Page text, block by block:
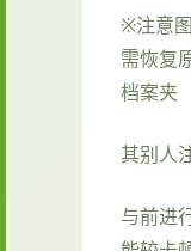
※注意图
需恢复
档案夹
其别人
与前进